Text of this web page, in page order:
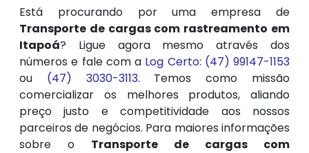
Está procurando por uma empresa de
Transporte de cargas com rastreamento em
Itapoá? Ligue agora mesmo através dos
números e fale com a Log Certo: (47) 99147-1153
ou (47) 3030-3113. Temos como missão
comercializar os melhores produtos, aliando
preço justo e competitividade aos nossos
parceiros de negócios. Para maiores informações
sobre o Transporte de cargas com